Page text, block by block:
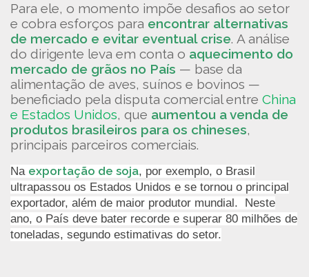
Para ele, o momento impõe desafios ao setor
e cobra esforços para encontrar alternativas
de mercado e evitar eventual crise. A análise
do dirigente leva em conta o aquecimento do
mercado de grãos no País — base da
alimentação de aves, suínos e bovinos —
beneficiado pela disputa comercial entre China
e Estados Unidos, que aumentou a venda de
produtos brasileiros para os chineses,
principais parceiros comerciais.
Na exportação de soja, por exemplo, o Brasil
ultrapassou os Estados Unidos e se tornou o principal
exportador, além de maior produtor mundial. Neste
ano, o País deve bater recorde e superar 80 milhões de
toneladas, segundo estimativas do setor.